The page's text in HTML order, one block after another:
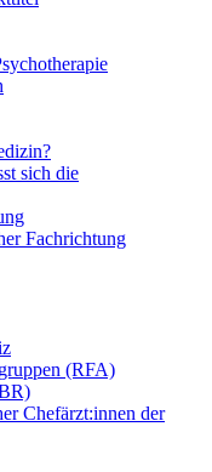
sich die
Fachrichtung
(RFA)
Chefärzt:innen der